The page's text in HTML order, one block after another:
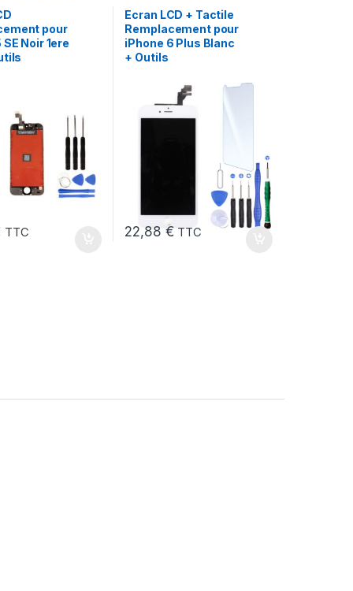
pour
Noir 1ere
TTC
Ecran LCD + Tactile
Remplacement pour
iPhone 6 Plus Blanc
+ Outils
22,88 € TTC